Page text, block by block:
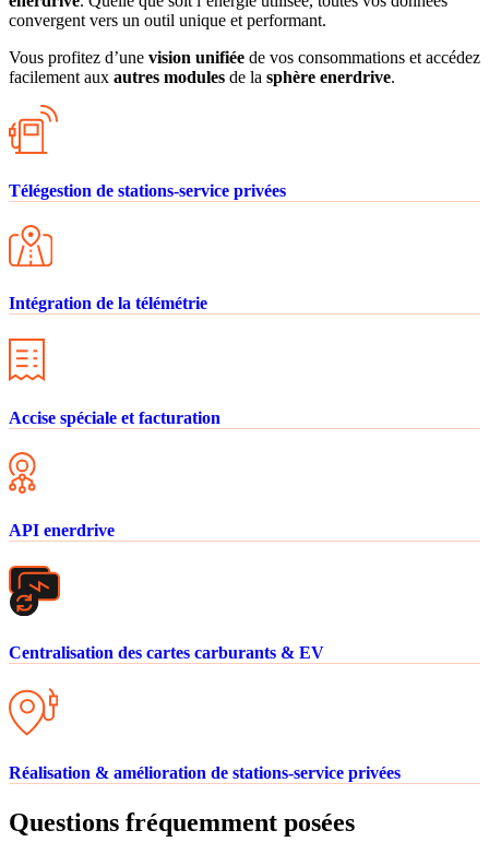
convergent vers un outil unique et performant.
Vous profitez d’une vision unifiée de vos consommations et accédez
facilement aux autres modules de la sphère enerdrive.
Télégestion de stations-service privées
Intégration de la télémétrie
Accise spéciale et facturation
API enerdrive
Centralisation des cartes carburants & EV
Réalisation & amélioration de stations-service privées
Questions fréquemment posées